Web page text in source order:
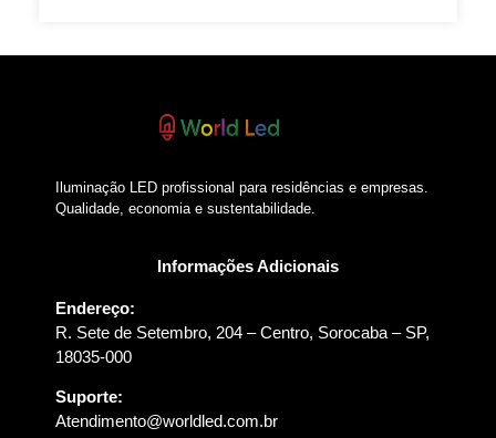
Iluminação LED profissional para residências e empresas.
Qualidade, economia e sustentabilidade.
Informações Adicionais
Endereço:
R. Sete de Setembro, 204 – Centro, Sorocaba – SP,
18035-000
Suporte:
Atendimento@worldled.com.br